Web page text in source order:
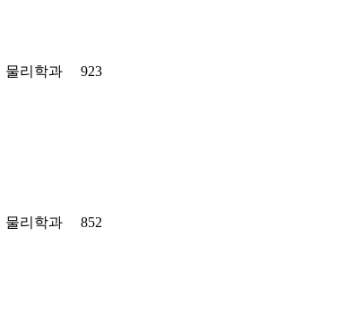
물리학과 923
물리학과 852